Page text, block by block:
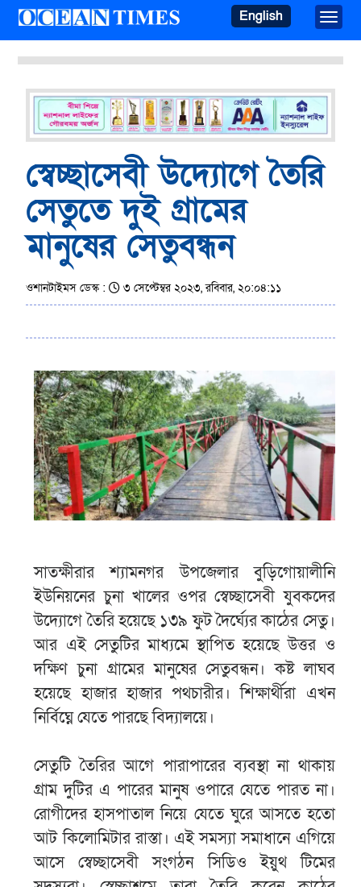
English
স্বেচ্ছাসেবী উদ্যোগে তৈরি
সেতুতে দুই গ্রামের
মানুষের সেতুবন্ধন
ওশানটাইমস ডেস্ক : ৩ সেপ্টেম্বর ২০২৩, রবিবার, ২০:০৪:১১
সাতক্ষীরার শ্যামনগর উপজেলার বুড়িগোয়ালীনি
ইউনিয়নের চুনা খালের ওপর স্বেচ্ছাসেবী যুবকদের
উদ্যোগে তৈরি হয়েছে ১৩৯ ফুট দৈর্ঘ্যের কাঠের সেতু।
আর এই সেতুটির মাধ্যমে স্থাপিত হয়েছে উত্তর ও
দক্ষিণ চুনা গ্রামের মানুষের সেতুবন্ধন। কষ্ট লাঘব
হয়েছে হাজার হাজার পথচারীর। শিক্ষার্থীরা এখন
নির্বিঘ্নে যেতে পারছে বিদ্যালয়ে।
সেতুটি তৈরির আগে পারাপারের ব্যবস্থা না থাকায়
গ্রাম দুটির এ পারের মানুষ ওপারে যেতে পারত না।
রোগীদের হাসপাতাল নিয়ে যেতে ঘুরে আসতে হতো
আট কিলোমিটার রাস্তা। এই সমস্যা সমাধানে এগিয়ে
আসে স্বেচ্ছাসেবী সংগঠন সিডিও ইয়ুথ টিমের